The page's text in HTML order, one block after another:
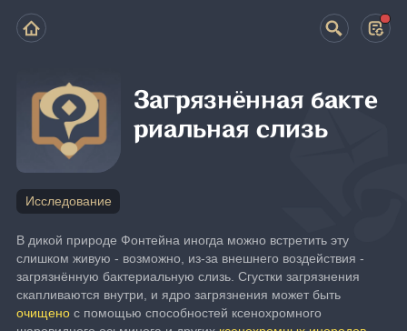
Загрязнённая бакте
риальная слизь
Исследование
В дикой природе Фонтейна иногда можно встретить эту
слишком живую - возможно, из-за внешнего воздействия -
загрязнённую бактериальную слизь. Сгустки загрязнения
очищено с помощью способностей ксенохромного